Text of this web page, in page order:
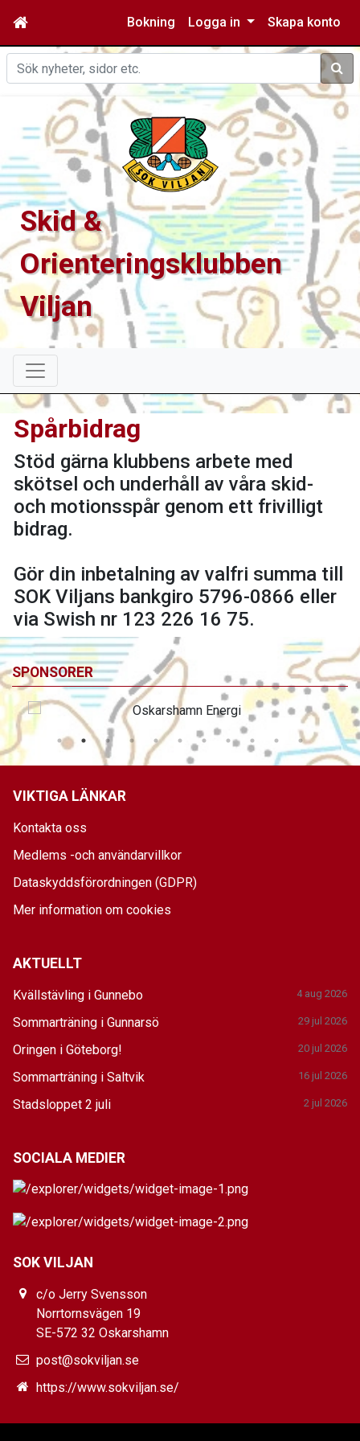
Bokning Logga in Skapa konto
Sök
Skid &
Orienteringsklubben
Viljan
Spårbidrag
Stöd gärna klubbens arbete med
skötsel och underhåll av våra skid-
och motionsspår genom ett frivilligt
bidrag.
Gör din inbetalning av valfri summa till
SOK Viljans bankgiro 5796-0866 eller
via Swish nr 123 226 16 75.
SPONSORER
VIKTIGA LÄNKAR
Kontakta oss
Medlems -och användarvillkor
Dataskyddsförordningen (GDPR)
Mer information om cookies
AKTUELLT
Kvällstävling i Gunnebo 4 aug 2026
Sommarträning i Gunnarsö 29 jul 2026
Oringen i Göteborg! 20 jul 2026
Sommarträning i Saltvik 16 jul 2026
Stadsloppet 2 juli 2 jul 2026
SOCIALA MEDIER
SOK VILJAN
c/o Jerry Svensson
Norrtornsvägen 19
SE-572 32 Oskarshamn
post@sokviljan.se
https://www.sokviljan.se/